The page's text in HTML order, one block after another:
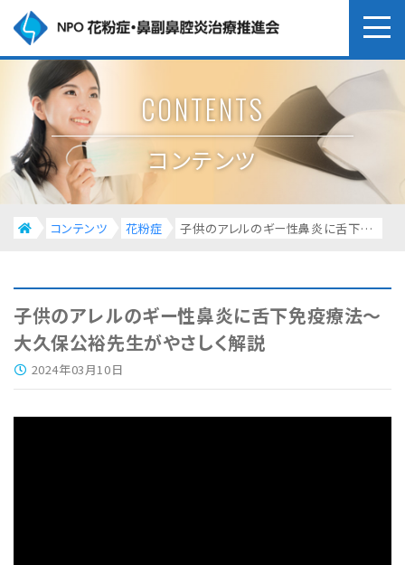
CONTENTS
コンテンツ
コンテンツ 花粉症 子供のアレルのギー性鼻炎に舌下免疫療法～大久保公裕先生がやさしく解説
子供のアレルのギー性鼻炎に舌下免疫療法～
大久保公裕先生がやさしく解説
2024年03月10日